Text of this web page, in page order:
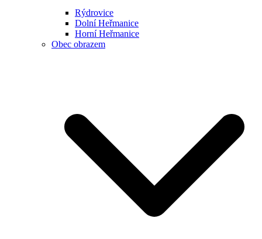
Rýdrovice
Dolní Heřmanice
Horní Heřmanice
Obec obrazem